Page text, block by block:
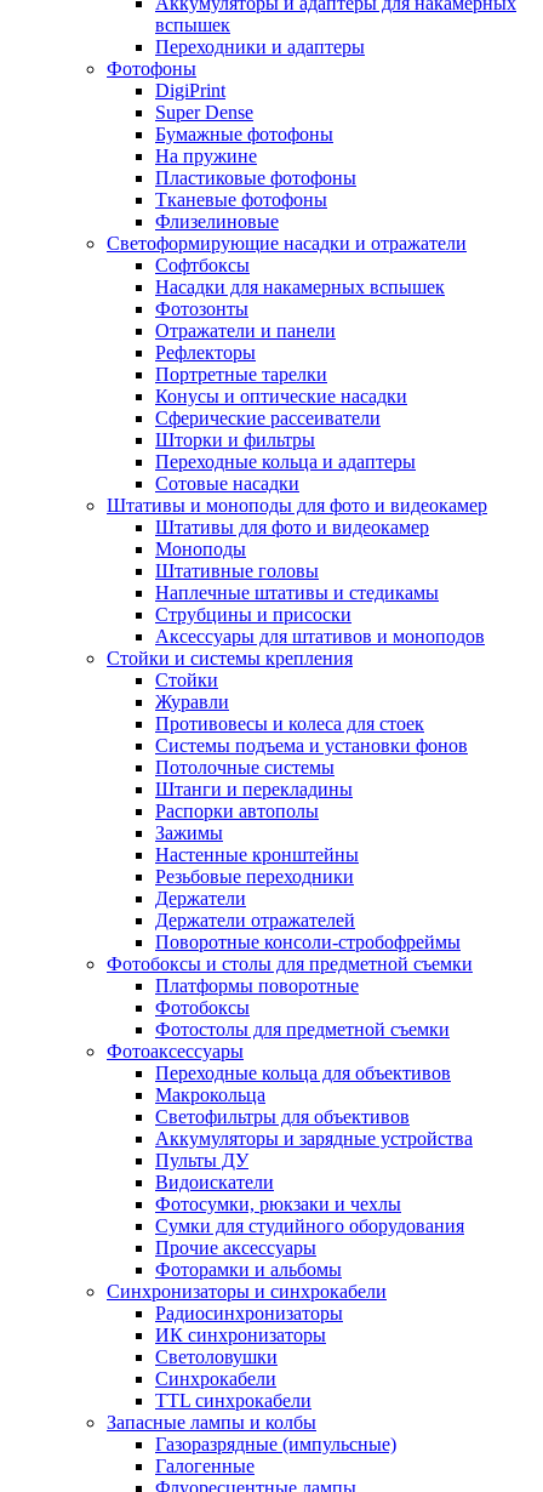
вспышек
Переходники и адаптеры
Фотофоны
DigiPrint
Super Dense
Бумажные фотофоны
На пружине
Пластиковые фотофоны
Тканевые фотофоны
Флизелиновые
Светоформирующие насадки и отражатели
Софтбоксы
Насадки для накамерных вспышек
Фотозонты
Отражатели и панели
Рефлекторы
Портретные тарелки
Конусы и оптические насадки
Сферические рассеиватели
Шторки и фильтры
Переходные кольца и адаптеры
Сотовые насадки
Штативы и моноподы для фото и видеокамер
Штативы для фото и видеокамер
Моноподы
Штативные головы
Наплечные штативы и стедикамы
Струбцины и присоски
Аксессуары для штативов и моноподов
Стойки и системы крепления
Стойки
Журавли
Противовесы и колеса для стоек
Системы подъема и установки фонов
Потолочные системы
Штанги и перекладины
Распорки автополы
Зажимы
Настенные кронштейны
Резьбовые переходники
Держатели
Держатели отражателей
Поворотные консоли-стробофреймы
Фотобоксы и столы для предметной съемки
Платформы поворотные
Фотобоксы
Фотостолы для предметной съемки
Фотоаксессуары
Переходные кольца для объективов
Макрокольца
Светофильтры для объективов
Аккумуляторы и зарядные устройства
Пульты ДУ
Видоискатели
Фотосумки, рюкзаки и чехлы
Сумки для студийного оборудования
Прочие аксессуары
Фоторамки и альбомы
Синхронизаторы и синхрокабели
Радиосинхронизаторы
ИК синхронизаторы
Светоловушки
Синхрокабели
TTL синхрокабели
Запасные лампы и колбы
Газоразрядные (импульсные)
Галогенные
Флуоресцентные лампы